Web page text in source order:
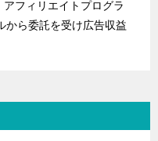
アフィリエイトプログラ
から委託を受け広告収益